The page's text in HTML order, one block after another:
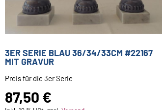
3ER SERIE BLAU 36/34/33CM #22167
MIT GRAVUR
Preis für die 3er Serie
87,50 €